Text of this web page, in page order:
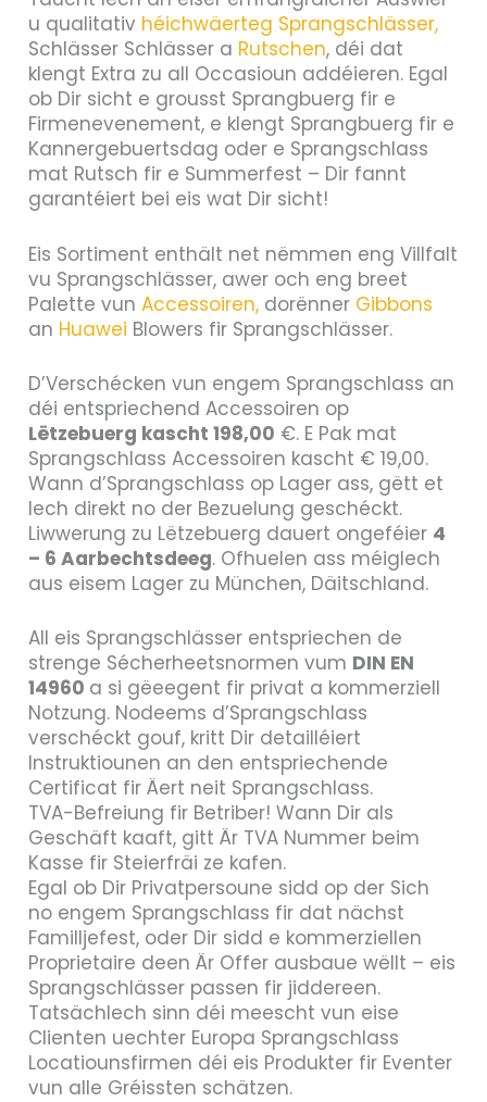
u qualitativ héichwäerteg Sprangschlässer,
Schlässer Schlässer a Rutschen, déi dat
klengt Extra zu all Occasioun addéieren. Egal
ob Dir sicht e grousst Sprangbuerg fir e
Firmenevenement, e klengt Sprangbuerg fir e
Kannergebuertsdag oder e Sprangschlass
mat Rutsch fir e Summerfest – Dir fannt
garantéiert bei eis wat Dir sicht!
Eis Sortiment enthält net nëmmen eng Villfalt
vu Sprangschlässer, awer och eng breet
Palette vunAccessoiren, dorënner Gibbons
an Huawei Blowers fir Sprangschlässer.
D’Verschécken vun engem Sprangschlass an
déi entspriechend Accessoiren op
Lëtzebuerg kascht 198,00 €. E Pak mat
Sprangschlass Accessoiren kascht € 19,00.
Wann d’Sprangschlass op Lager ass, gëtt et
Iech direkt no der Bezuelung geschéckt.
Liwwerung zu Lëtzebuerg dauert ongeféier 4
– 6 Aarbechtsdeeg. Ofhuelen ass méiglech
aus eisem Lager zu München, Däitschland.
All eis Sprangschlässer entspriechen de
strenge Sécherheetsnormen vum DIN EN
14960 a si gëeegent fir privat a kommerziell
Notzung. Nodeems d’Sprangschlass
verschéckt gouf, kritt Dir detailléiert
Instruktiounen an den entspriechende
Certificat fir Äert neit Sprangschlass.
TVA-Befreiung fir Betriber! Wann Dir als
Geschäft kaaft, gitt Är TVA Nummer beim
Kasse fir Steierfräi ze kafen.
Egal ob Dir Privatpersoune sidd op der Sich
no engem Sprangschlass fir dat nächst
Familljefest, oder Dir sidd e kommerziellen
Proprietaire deen Är Offer ausbaue wëllt – eis
Sprangschlässer passen fir jiddereen.
Tatsächlech sinn déi meescht vun eise
Clienten uechter Europa Sprangschlass
Locatiounsfirmen déi eis Produkter fir Eventer
vun alle Gréissten schätzen.